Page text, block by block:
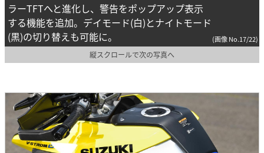
ラーTFTへと進化し、警告をポップアップ表示
する機能を追加。デイモード(白)とナイトモード
(黒)の切り替えも可能に。
(画像 No.17/22)
縦スクロールで次の写真へ